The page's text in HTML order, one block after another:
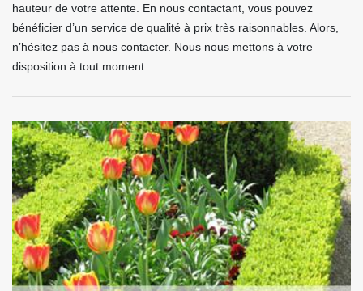
hauteur de votre attente. En nous contactant, vous pouvez
bénéficier d’un service de qualité à prix très raisonnables. Alors,
n’hésitez pas à nous contacter. Nous nous mettons à votre
disposition à tout moment.